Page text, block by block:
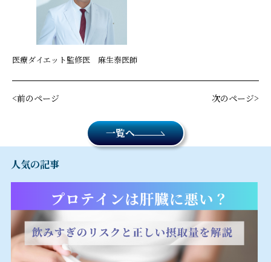
医療ダイエット監修医 麻生泰医師
前のページ 次のページ
一覧へ
人気の記事